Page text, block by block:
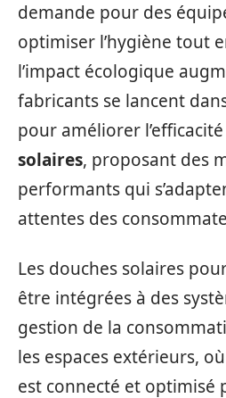
demande pour des
optimiser l’hygiène tout
l’impact écologique
fabricants se lancent
pour améliorer
solaires, proposant des
performants qui
attentes des
Les douches solaires
être intégrées à des
gestion de la
les espaces extérieurs,
est connecté et optimisé